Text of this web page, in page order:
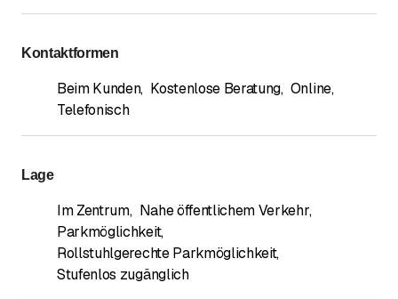
Kontaktformen
Beim Kunden, Kostenlose Beratung, Online,
Telefonisch
Lage
Im Zentrum, Nahe öffentlichem Verkehr,
Parkmöglichkeit,
Rollstuhlgerechte Parkmöglichkeit,
Stufenlos zugänglich